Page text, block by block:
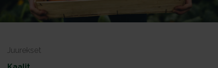
Juurekset